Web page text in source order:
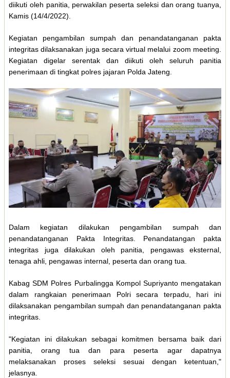
diikuti oleh panitia, perwakilan peserta seleksi dan orang tuanya,
Kamis (14/4/2022).
Kegiatan pengambilan sumpah dan penandatanganan pakta
integritas dilaksanakan juga secara virtual melalui zoom meeting.
Kegiatan digelar serentak dan diikuti oleh seluruh panitia
penerimaan di tingkat polres jajaran Polda Jateng.
Dalam kegiatan dilakukan pengambilan sumpah dan
penandatanganan Pakta Integritas. Penandatangan pakta
integritas juga dilakukan oleh panitia, pengawas eksternal,
tenaga ahli, pengawas internal, peserta dan orang tua.
Kabag SDM Polres Purbalingga Kompol Supriyanto mengatakan
dalam rangkaian penerimaan Polri secara terpadu, hari ini
dilaksanakan pengambilan sumpah dan penandatanganan pakta
integritas.
"Kegiatan ini dilakukan sebagai komitmen bersama baik dari
panitia, orang tua dan para peserta agar dapatnya
melaksanakan proses seleksi sesuai dengan ketentuan,"
jelasnya.